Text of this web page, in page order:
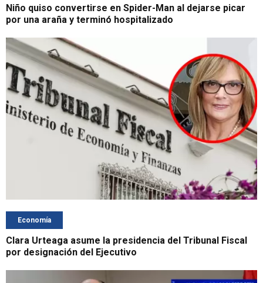
Niño quiso convertirse en Spider-Man al dejarse picar
por una araña y terminó hospitalizado
Economía
Clara Urteaga asume la presidencia del Tribunal Fiscal
por designación del Ejecutivo